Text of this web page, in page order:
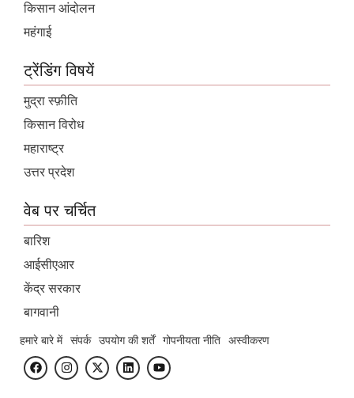
किसान आंदोलन
महंगाई
ट्रेंडिंग विषयें
मुद्रा स्फ़ीति
किसान विरोध
महाराष्ट्र
उत्तर प्रदेश
वेब पर चर्चित
बारिश
आईसीएआर
केंद्र सरकार
बागवानी
हमारे बारे में संपर्क उपयोग की शर्तें गोपनीयता नीति अस्वीकरण